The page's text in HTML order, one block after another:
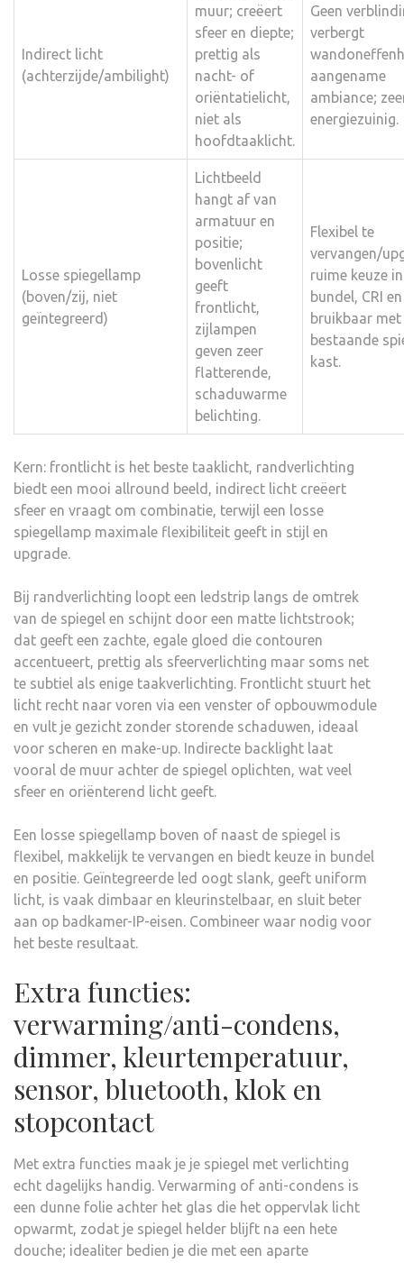
Indirect licht
(achterzijde/ambilight)
muur; creëert
sfeer en diepte;
prettig als
nacht- of
oriëntatielicht,
niet als
hoofdtaaklicht.
Geen
verbergt
aangename
ambiance;
energiezuinig.
Losse spiegellamp
(boven/zij, niet
geïntegreerd)
Lichtbeeld
hangt af van
armatuur en
positie;
bovenlicht
geeft
frontlicht,
zijlampen
geven zeer
flatterende,
schaduwarme
belichting.
Flexibel te
vervangen/
ruime keuze
bundel, CRI
bruikbaar met
bestaande
kast.
Kern: frontlicht is het beste taaklicht, randverlichting
biedt een mooi allround beeld, indirect licht creëert
sfeer en vraagt om combinatie, terwijl een losse
spiegellamp maximale flexibiliteit geeft in stijl en
upgrade.
Bij randverlichting loopt een ledstrip langs de omtrek
van de spiegel en schijnt door een matte lichtstrook;
dat geeft een zachte, egale gloed die contouren
accentueert, prettig als sfeerverlichting maar soms net
te subtiel als enige taakverlichting. Frontlicht stuurt het
licht recht naar voren via een venster of opbouwmodule
en vult je gezicht zonder storende schaduwen, ideaal
voor scheren en make-up. Indirecte backlight laat
vooral de muur achter de spiegel oplichten, wat veel
sfeer en oriënterend licht geeft.
Een losse spiegellamp boven of naast de spiegel is
flexibel, makkelijk te vervangen en biedt keuze in bundel
en positie. Geïntegreerde led oogt slank, geeft uniform
licht, is vaak dimbaar en kleurinstelbaar, en sluit beter
aan op badkamer-IP-eisen. Combineer waar nodig voor
het beste resultaat.
Extra functies:
verwarming/anti-condens,
dimmer, kleurtemperatuur,
sensor, bluetooth, klok en
stopcontact
Met extra functies maak je je spiegel met verlichting
echt dagelijks handig. Verwarming of anti-condens is
een dunne folie achter het glas die het oppervlak licht
opwarmt, zodat je spiegel helder blijft na een hete
douche; idealiter bedien je die met een aparte